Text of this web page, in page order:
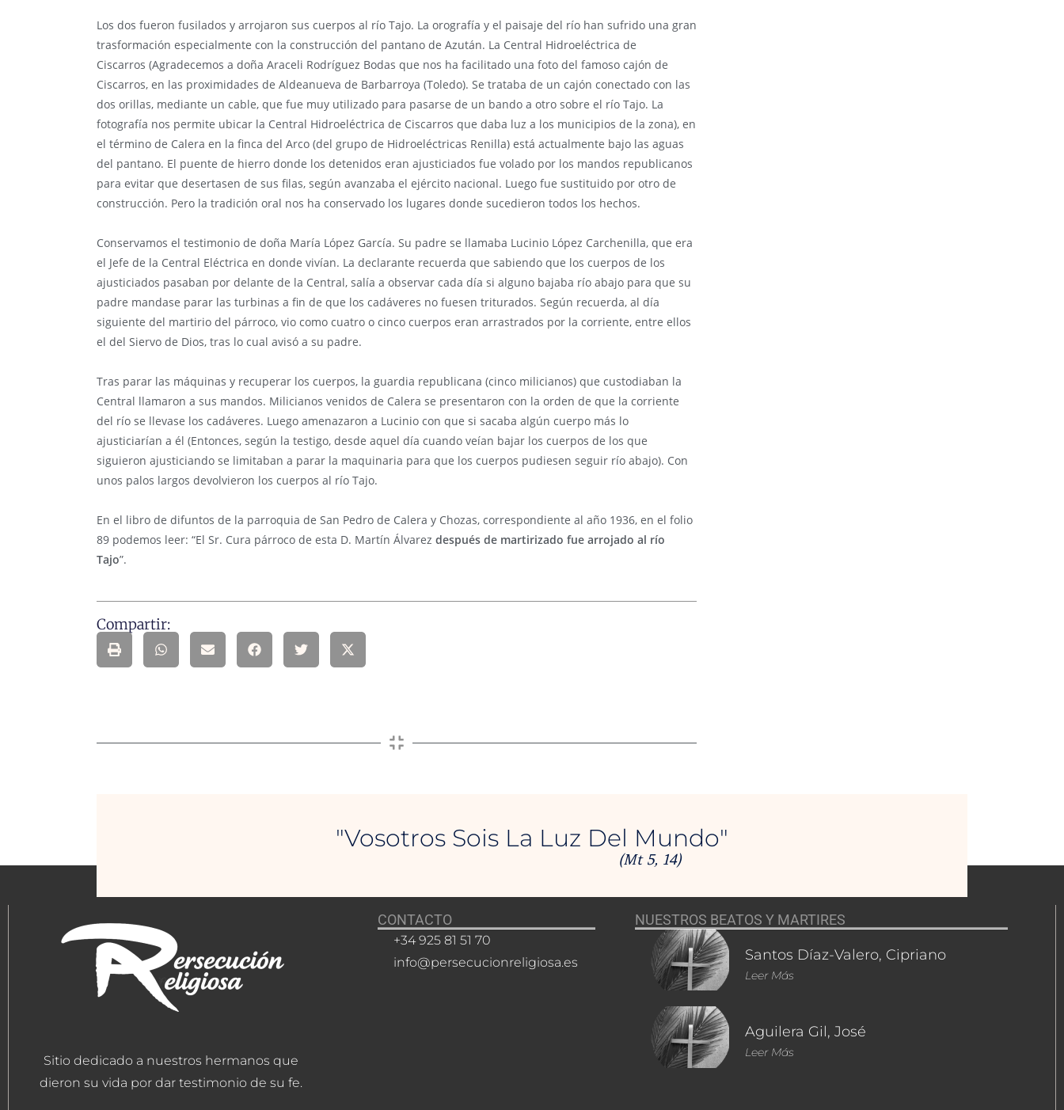
Los dos fueron fusilados y arrojaron sus cuerpos al río Tajo. La orografía y el paisaje del río han sufrido una gran
trasformación especialmente con la construcción del pantano de Azután. La Central Hidroeléctrica de
Ciscarros (Agradecemos a doña Araceli Rodríguez Bodas que nos ha facilitado una foto del famoso cajón de
Ciscarros, en las proximidades de Aldeanueva de Barbarroya (Toledo). Se trataba de un cajón conectado con las
dos orillas, mediante un cable, que fue muy utilizado para pasarse de un bando a otro sobre el río Tajo. La
fotografía nos permite ubicar la Central Hidroeléctrica de Ciscarros que daba luz a los municipios de la zona), en
el término de Calera en la finca del Arco (del grupo de Hidroeléctricas Renilla) está actualmente bajo las aguas
del pantano. El puente de hierro donde los detenidos eran ajusticiados fue volado por los mandos republicanos
para evitar que desertasen de sus filas, según avanzaba el ejército nacional. Luego fue sustituido por otro de
construcción. Pero la tradición oral nos ha conservado los lugares donde sucedieron todos los hechos.
Conservamos el testimonio de doña María López García. Su padre se llamaba Lucinio López Carchenilla, que era
el Jefe de la Central Eléctrica en donde vivían. La declarante recuerda que sabiendo que los cuerpos de los
ajusticiados pasaban por delante de la Central, salía a observar cada día si alguno bajaba río abajo para que su
padre mandase parar las turbinas a fin de que los cadáveres no fuesen triturados. Según recuerda, al día
siguiente del martirio del párroco, vio como cuatro o cinco cuerpos eran arrastrados por la corriente, entre ellos
el del Siervo de Dios, tras lo cual avisó a su padre.
Tras parar las máquinas y recuperar los cuerpos, la guardia republicana (cinco milicianos) que custodiaban la
Central llamaron a sus mandos. Milicianos venidos de Calera se presentaron con la orden de que la corriente
del río se llevase los cadáveres. Luego amenazaron a Lucinio con que si sacaba algún cuerpo más lo
ajusticiarían a él (Entonces, según la testigo, desde aquel día cuando veían bajar los cuerpos de los que
siguieron ajusticiando se limitaban a parar la maquinaria para que los cuerpos pudiesen seguir río abajo). Con
unos palos largos devolvieron los cuerpos al río Tajo.
En el libro de difuntos de la parroquia de San Pedro de Calera y Chozas, correspondiente al año 1936, en el folio
89 podemos leer: “El Sr. Cura párroco de esta D. Martín Álvarez después de martirizado fue arrojado al río
Tajo”.
Compartir:
"Vosotros Sois La Luz Del Mundo"
(Mt 5, 14)
Sitio dedicado a nuestros hermanos que
dieron su vida por dar testimonio de su fe.
CONTACTO
+34 925 81 51 70
info@persecucionreligiosa.es
NUESTROS BEATOS Y MARTIRES
Santos Díaz-Valero, Cipriano
Leer Más
Aguilera Gil, José
Leer Más